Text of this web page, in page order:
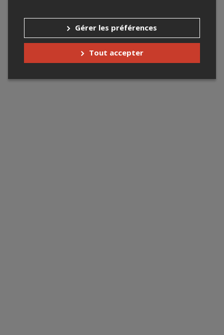
Gérer les préférences
Tout accepter